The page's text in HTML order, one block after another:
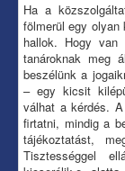
Ha a
fölmerül egy olyan
hallok. Hogy
tanároknak meg
beszélünk a
– egy kicsit
válhat a kérdés.
firtatni, mindig a
tájékoztatást,
Tisztességgel